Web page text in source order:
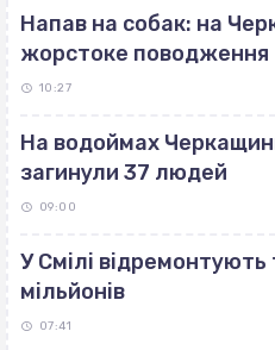
Напав на собак: на
жорстоке поводження
10:27
На водоймах
загинули 37 людей
09:00
У Смілі відремонтують
мільйонів
07:41